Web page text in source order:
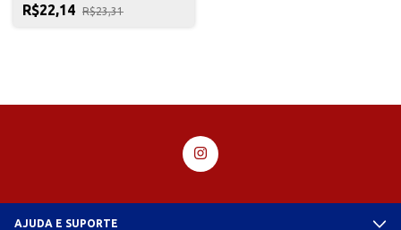
R$22,14 R$23,31
AJUDA E SUPORTE